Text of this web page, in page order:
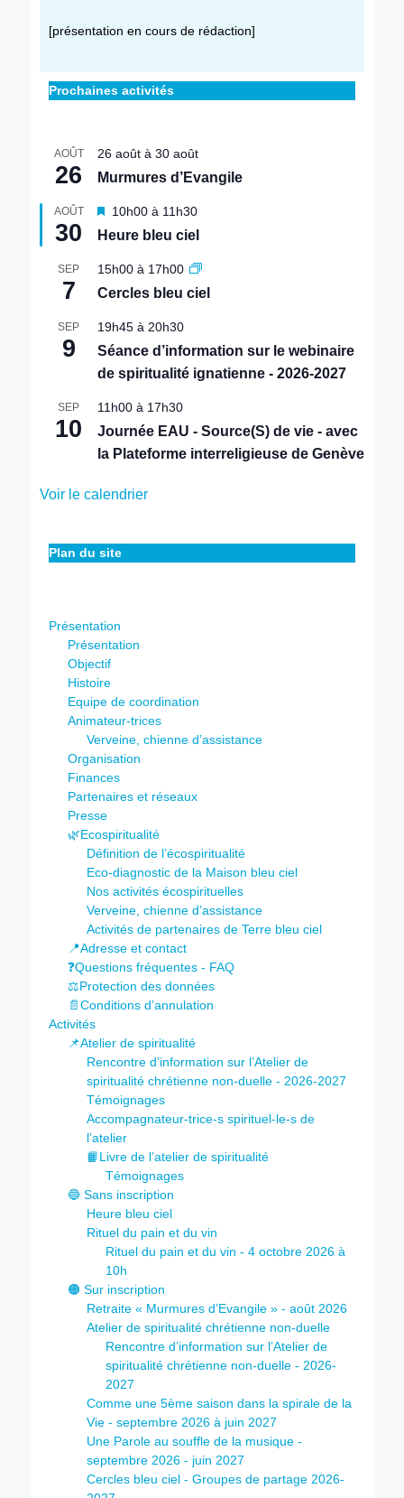
[présentation en cours de rédaction]
Prochaines activités
AOÛT
26
26 août à 30 août
Murmures d’Evangile
AOÛT
30
M
s
e
a
a
n
10h00 à 11h30
Heure bleu ciel
SEP
7
15h00 à 17h00
Cercles bleu ciel
SEP
9
19h45 à 20h30
Séance d’information sur le webinaire
de spiritualité ignatienne - 2026-2027
SEP
10
11h00 à 17h30
Journée EAU - Source(S) de vie - avec
la Plateforme interreligieuse de Genève
Voir le calendrier
Plan du site
Présentation
Présentation
Objectif
Histoire
Equipe de coordination
Animateur-trices
Verveine, chienne d’assistance
Organisation
Finances
Partenaires et réseaux
Presse
🌿Ecospiritualité
Définition de l’écospiritualité
Eco-diagnostic de la Maison bleu ciel
Nos activités écospirituelles
Verveine, chienne d’assistance
Activités de partenaires de Terre bleu ciel
📍Adresse et contact
❓Questions fréquentes - FAQ
⚖️Protection des données
📄Conditions d’annulation
Activités
📌Atelier de spiritualité
Rencontre d’information sur l’Atelier de
spiritualité chrétienne non-duelle - 2026-2027
Témoignages
Accompagnateur-trice-s spirituel-le-s de
l’atelier
📙Livre de l’atelier de spiritualité
Témoignages
🔵 Sans inscription
Heure bleu ciel
Rituel du pain et du vin
Rituel du pain et du vin - 4 octobre 2026 à
10h
🟠 Sur inscription
Retraite « Murmures d’Evangile » - août 2026
Atelier de spiritualité chrétienne non-duelle
Rencontre d’information sur l’Atelier de
spiritualité chrétienne non-duelle - 2026-
2027
Comme une 5ème saison dans la spirale de la
Vie - septembre 2026 à juin 2027
Une Parole au souffle de la musique -
septembre 2026 - juin 2027
Cercles bleu ciel - Groupes de partage 2026-